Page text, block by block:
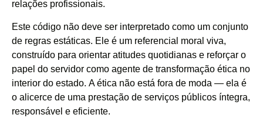
relações profissionais.
Este código não deve ser interpretado como um conjunto
de regras estáticas. Ele é um referencial moral viva,
construído para orientar atitudes quotidianas e reforçar o
papel do servidor como agente de transformação ética no
interior do estado. A ética não está fora de moda — ela é
o alicerce de uma prestação de serviços públicos íntegra,
responsável e eficiente.